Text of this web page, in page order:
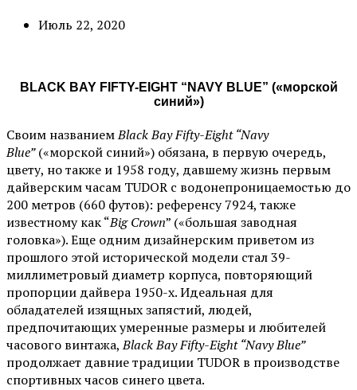
Июль 22, 2020
BLACK BAY FIFTY-EIGHT “NAVY BLUE” («морской
синий»)
Своим названиемBlack Bay Fifty-Eight “Navy
Blue”(«морской синий») обязана, в первую очередь,
цвету, но также и 1958 году, давшему жизнь первым
дайверским часам TUDOR с водонепроницаемостью до
200 метров (660 футов): референсу 7924, также
известному как “Big Crown” («большая заводная
головка»). Еще одним дизайнерским приветом из
прошлого этой исторической модели стал 39-
миллиметровый диаметр корпуса, повторяющий
пропорции дайвера 1950-х. Идеальная для
обладателей изящных запястий, людей,
предпочитающих умеренные размеры и любителей
часового винтажа,Black Bay Fifty-Eight “Navy Blue”
продолжает давние традиции TUDOR в производстве
спортивных часов синего цвета.